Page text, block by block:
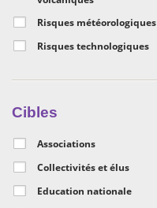
Risques météorologiques
Risques technologiques
Cibles
Associations
Collectivités et élus
Education nationale